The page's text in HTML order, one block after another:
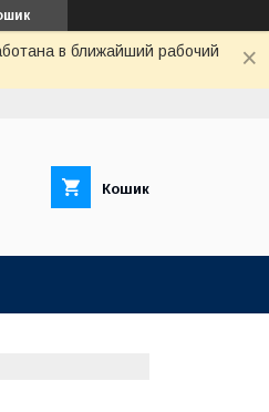
в ближайший рабочий
Кошик